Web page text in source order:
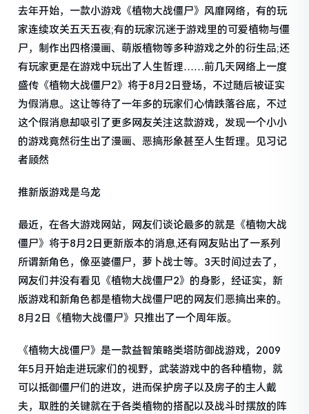
去年开始，一款小游戏《植物大战僵尸》风靡网络，有的玩
家连续攻关五天五夜;有的玩家沉迷于游戏里的可爱植物与僵
尸，制作出四格漫画、萌版植物等多种游戏之外的衍生品;还
有玩家更是在游戏中玩出了人生哲理……前几天网络上一度
盛传《植物大战僵尸2》将于8月2日登场，不过随后被证实
为假消息。这让等待了一年多的玩家们心情跌落谷底，不过
这个假消息却吸引了更多网友关注这款游戏，发现一个小小
的游戏竟然衍生出了漫画、恶搞形象甚至人生哲理。见习记
者顾然
推新版游戏是乌龙
最近，在各大游戏网站，网友们谈论最多的就是《植物大战
僵尸》将于8月2日更新版本的消息,还有网友贴出了一系列
所谓新角色，像巫婆僵尸，萝卜战士等。3天时间过去了，
网友们并没有看见《植物大战僵尸2》的身影，经证实，新
版游戏和新角色都是植物大战僵尸吧的网友们恶搞出来的。
8月2日《植物大战僵尸》只推出了一个周年版。
《植物大战僵尸》是一款益智策略类塔防御战游戏，2009
年5月开始走进玩家们的视野，武装游戏中的各种植物，就
可以抵御僵尸们的进攻，进而保护房子以及房子的主人戴
夫，取胜的关键就在于各类植物的搭配以及战斗时摆放的阵